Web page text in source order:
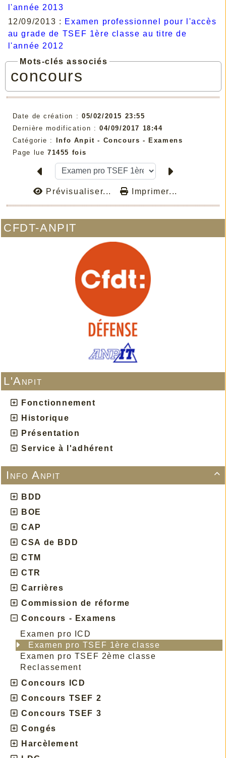
CFDT-ANPIT
L'Anpit
Fonctionnement
Historique
Présentation
Service à l'adhérent

Info Anpit
BDD
BOE
CAP
CSA de BDD
CTM
CTR
Carrières
Commission de réforme
Concours - Examens
Examen pro ICD
Examen pro TSEF 1ère classe
Examen pro TSEF 2ème classe
Reclassement
Concours ICD
Concours TSEF 2
Concours TSEF 3
Congés
Harcèlement
l'année 2013
12/09/2013 : Examen professionnel pour l'accès
au grade de TSEF 1ère classe au titre de
l'année 2012
Mots-clés associés
concours
Date de création : 05/02/2015 23:55
Dernière modification : 04/09/2017 18:44
Catégorie : Info Anpit - Concours - Examens
Page lue 71455 fois
Prévisualiser... Imprimer...